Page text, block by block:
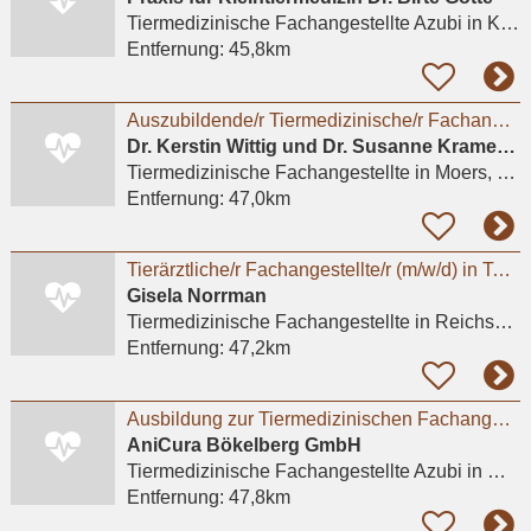
Tiermedizinische Fachangestellte Azubi in Krefeld
Entfernung: 45,8km
Auszubildende/r Tiermedizinische/r Fachangestellte/r (m/w/d)
Dr. Kerstin Wittig und Dr. Susanne Kramer GbR Kleintierpraxis
Tiermedizinische Fachangestelltein Moers, Repelen
Entfernung: 47,0km
Tierärztliche/r Fachangestellte/r (m/w/d) in Teilzeit mit ca. 15-20 Wochenstunden gesucht
Gisela Norrman
Tiermedizinische Fachangestelltein Reichshof, Lepperhof
Entfernung: 47,2km
Ausbildung zur Tiermedizinischen Fachangestellten (m/w/d) 2026 - Mönchengladbach / Bökelberg
AniCura Bökelberg GmbH
Tiermedizinische Fachangestellte Azubi in Mönchengladbach
Entfernung: 47,8km